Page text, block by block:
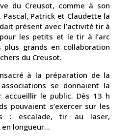
du Creusot, comme à son
Pascal, Patrick et Claudette la
présent avec l’activité tir à
les petits et le tir à l’arc
plus grands en collaboration
du Creusot.
à la préparation de la
se donnaient la
accueillir le public. Dès 13 h
pouvaient s’exercer sur les
: escalade, tir au laser,
longueur…